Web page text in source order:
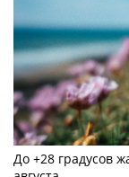
До +28 градусов